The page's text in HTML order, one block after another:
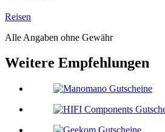
Reisen
Alle Angaben ohne Gewähr
Weitere Empfehlungen